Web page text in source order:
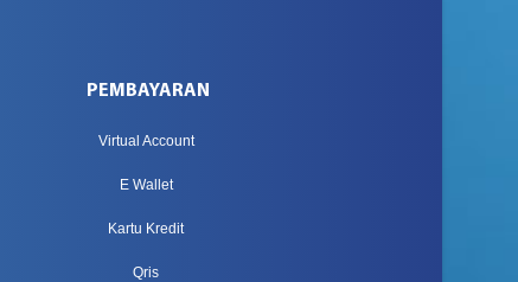
PEMBAYARAN
Virtual Account
E Wallet
Kartu Kredit
Qris